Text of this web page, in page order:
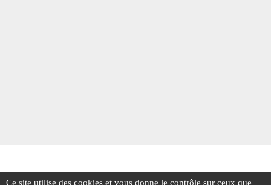
Ce site utilise des cookies et vous donne le contrôle sur ceux que